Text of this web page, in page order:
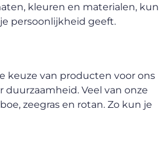
kleuren en materialen, kun
persoonlijkheid geeft.
keuze van producten voor ons
Veel van onze
zeegras en rotan. Zo kun je